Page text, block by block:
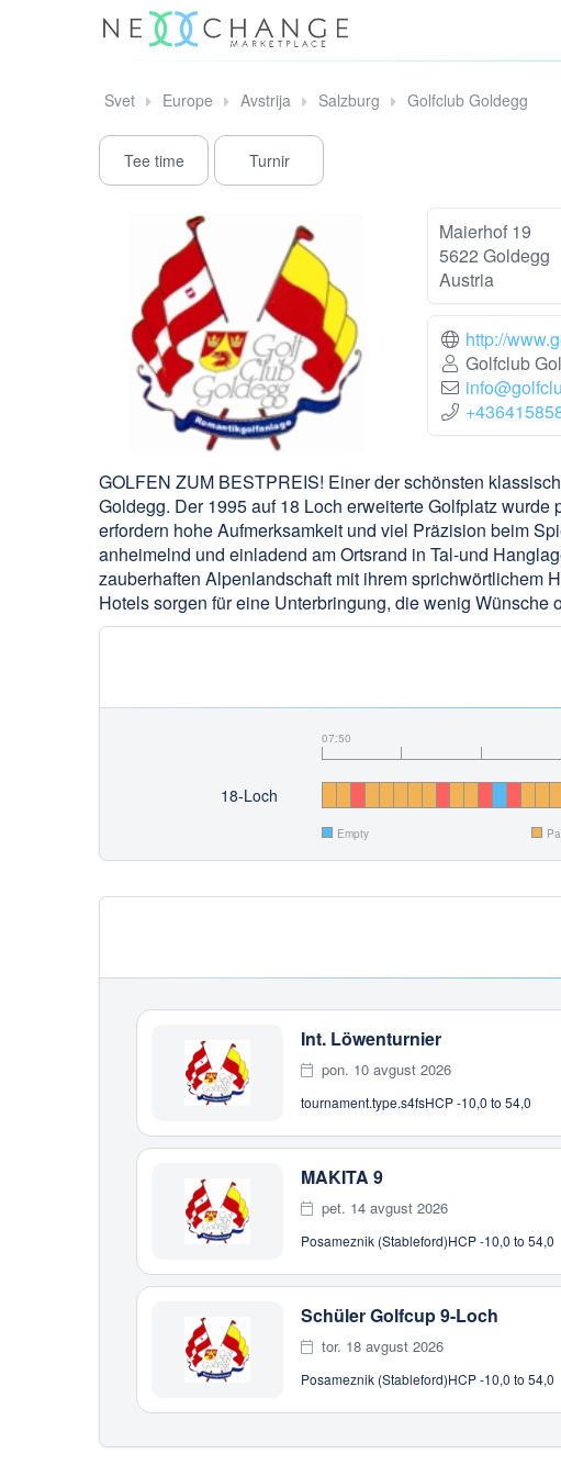
Svet Europe Avstrija Salzburg Golfclub Goldegg
Tee time Turnir
Maierhof 19
5622 Goldegg
Austria
http://
Golfclub
GOLFEN ZUM BESTPREIS! Einer der schönsten
Goldegg. Der 1995 auf 18 Loch erweiterte Golfplatz
erfordern hohe Aufmerksamkeit und viel Präzision beim
anheimelnd und einladend am Ortsrand in Tal-und
zauberhaften Alpenlandschaft mit ihrem sprichwörtlichem
Hotels sorgen für eine Unterbringung, die wenig Wünsche
07:50
18-Loch
Empty
Int. Löwenturnier
pon. 10 avgust 2026
tournament.type.s4fsHCP -10,0 to 54,0
MAKITA 9
pet. 14 avgust 2026
Posameznik (Stableford)HCP -10,0 to 54,0
Schüler Golfcup 9-Loch
tor. 18 avgust 2026
Posameznik (Stableford)HCP -10,0 to 54,0